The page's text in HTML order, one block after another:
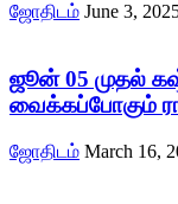
ஜோதிடம் June 3,
ஜூன் 05 முதல்
வைக்கப்போகும்
ஜோதிடம் March 16,